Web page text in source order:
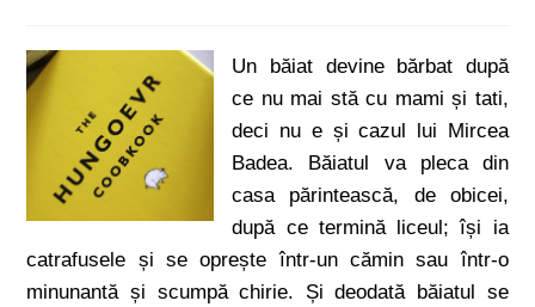
Un băiat devine bărbat după
ce nu mai stă cu mami și tati,
deci nu e și cazul lui Mircea
Badea. Băiatul va pleca din
casa părintească, de obicei,
după ce termină liceul; își ia
catrafusele și se oprește într-un cămin sau într-o
minunantă și scumpă chirie. Și deodată băiatul se